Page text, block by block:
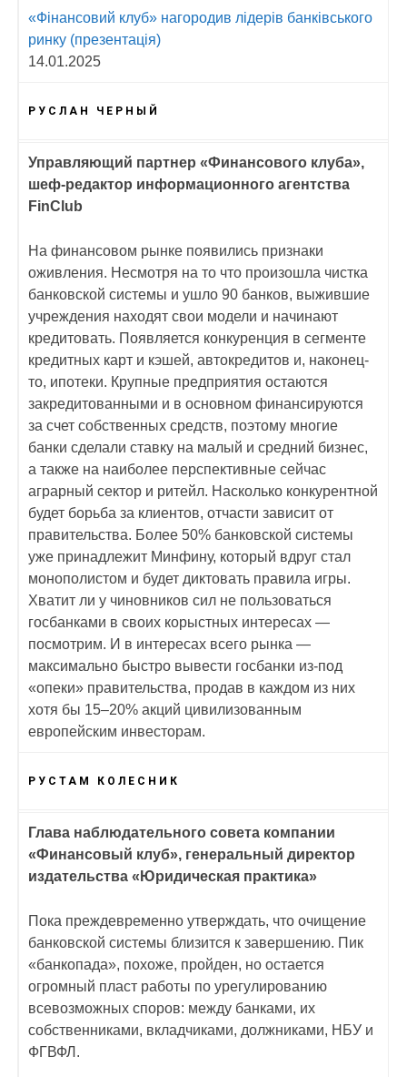
«Фінансовий клуб» нагородив лідерів банківського
ринку (презентація)
14.01.2025
РУСЛАН ЧЕРНЫЙ
Управляющий партнер «Финансового клуба»,
шеф-редактор информационного агентства
FinClub
На финансовом рынке появились признаки
оживления. Несмотря на то что произошла чистка
банковской системы и ушло 90 банков, выжившие
учреждения находят свои модели и начинают
кредитовать. Появляется конкуренция в сегменте
кредитных карт и кэшей, автокредитов и, наконец-
то, ипотеки. Крупные предприятия остаются
закредитованными и в основном финансируются
за счет собственных средств, поэтому многие
банки сделали ставку на малый и средний бизнес,
а также на наиболее перспективные сейчас
аграрный сектор и ритейл. Насколько конкурентной
будет борьба за клиентов, отчасти зависит от
правительства. Более 50% банковской системы
уже принадлежит Минфину, который вдруг стал
монополистом и будет диктовать правила игры.
Хватит ли у чиновников сил не пользоваться
госбанками в своих корыстных интересах —
посмотрим. И в интересах всего рынка —
максимально быстро вывести госбанки из-под
«опеки» правительства, продав в каждом из них
хотя бы 15–20% акций цивилизованным
европейским инвесторам.
РУСТАМ КОЛЕСНИК
Глава наблюдательного совета компании
«Финансовый клуб», генеральный директор
издательства «Юридическая практика»
Пока преждевременно утверждать, что очищение
банковской системы близится к завершению. Пик
«банкопада», похоже, пройден, но остается
огромный пласт работы по урегулированию
всевозможных споров: между банками, их
собственниками, вкладчиками, должниками, НБУ и
ФГВФЛ.